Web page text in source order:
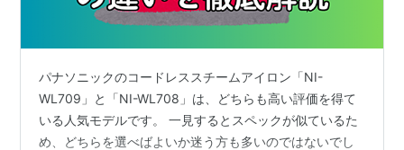
パナソニックのコードレススチームアイロン「NI-
WL709」と「NI-WL708」は、どちらも高い評価を得て
いる人気モデルです。 一見するとスペックが似ているた
め、どちらを選べばよいか迷う方も多いのではないでし